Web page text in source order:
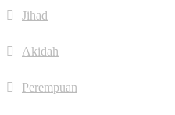
Jihad
Akidah
Perempuan